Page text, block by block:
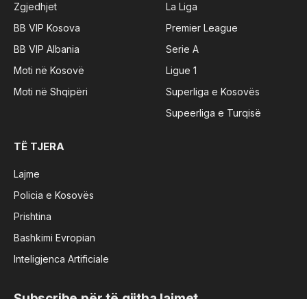
Zgjedhjet
BB VIP Kosova
BB VIP Albania
Moti në Kosovë
Moti në Shqipëri
La Liga
Premier League
Serie A
Ligue 1
Superliga e Kosovës
Supeerliga e Turqisë
TË TJERA
Lajme
Policia e Kosovës
Prishtina
Bashkimi Evropian
Inteligjenca Artificiale